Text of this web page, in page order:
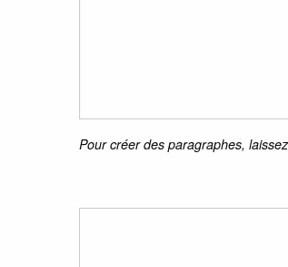
Pour créer des paragraphes,